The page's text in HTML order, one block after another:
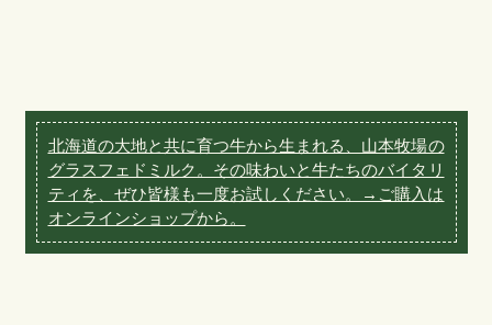
北海道の大地と共に育つ牛から生まれる、山本牧場の
グラスフェドミルク。その味わいと牛たちのバイタリ
ティを、ぜひ皆様も一度お試しください。→ご購入は
オンラインショップから。